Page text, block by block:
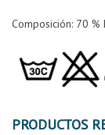
Composición: 70 %